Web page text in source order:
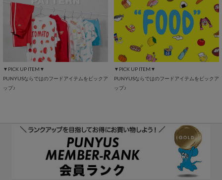
▼PICK UP ITEM▼
PUNYUSならではのフードアイテムをピックア
ップ♪
▼PICK UP ITEM▼
PUNYUSならではのフードアイテムをピックア
ップ♪